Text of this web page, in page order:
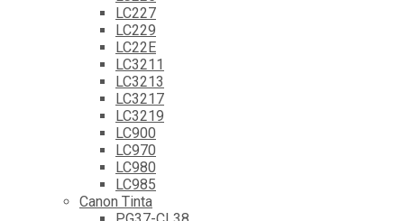
LC227
LC229
LC22E
LC3211
LC3213
LC3217
LC3219
LC900
LC970
LC980
LC985
Canon Tinta